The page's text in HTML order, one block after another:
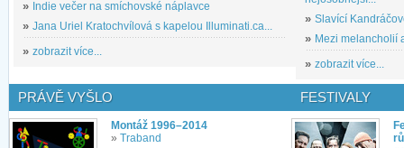
» Indie večer na smíchovské náplavce
» Jana Uriel Kratochvílová s kapelou Illuminati.ca...
» zobrazit více...
» Slavící
» Mezi melancholií
» zobrazit více...
PRÁVĚ VYŠLO
Montáž 1996–2014
» Traband
FESTIVALY